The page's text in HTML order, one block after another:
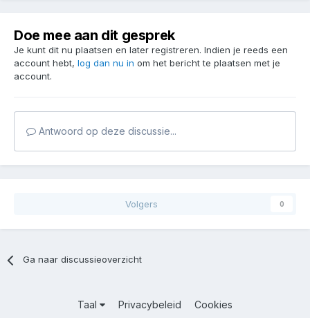
Doe mee aan dit gesprek
Je kunt dit nu plaatsen en later registreren. Indien je reeds een
account hebt, log dan nu in om het bericht te plaatsen met je
account.
Antwoord op deze discussie...
Volgers 0
Ga naar discussieoverzicht
Taal Privacybeleid Cookies